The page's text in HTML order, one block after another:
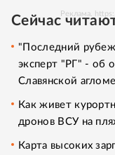
Реклама.
Сейчас
"Последний
эксперт "РГ" - об
Славянской
Как живет
дронов ВСУ на
Карта высоких